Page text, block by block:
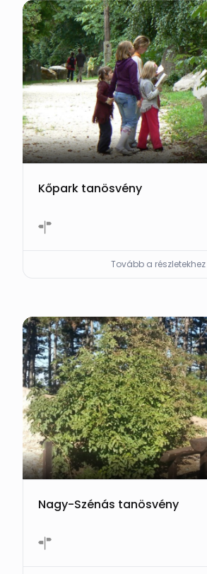
Kőpark tanösvény
Tovább a részletekhez
Nagy-Szénás tanösvény